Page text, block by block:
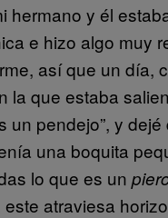
hermano y él
e hizo algo muy
así que un día,
la que estaba
un pendejo”, y
una boquita
lo que es un
este atraviesa